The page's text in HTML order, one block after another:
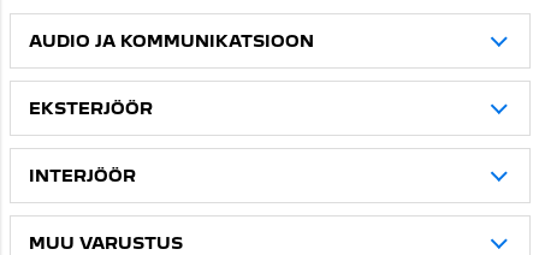
AUDIO JA KOMMUNIKATSIOON
EKSTERJÖÖR
INTERJÖÖR
MUU VARUSTUS